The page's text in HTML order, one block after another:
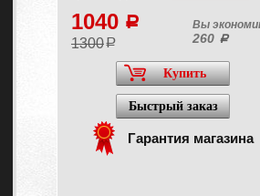
Вы
260 a
1040 a
1300a
Купить
Быстрый заказ
Гарантия магазина